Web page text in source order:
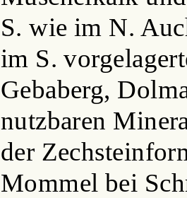
S. wie im N.
im S.
Gebaberg,
nutzbaren
der
Mommel bei